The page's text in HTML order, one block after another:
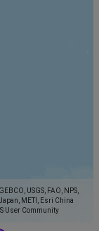
USGS, FAO, NPS,
METI, Esri China
User Community